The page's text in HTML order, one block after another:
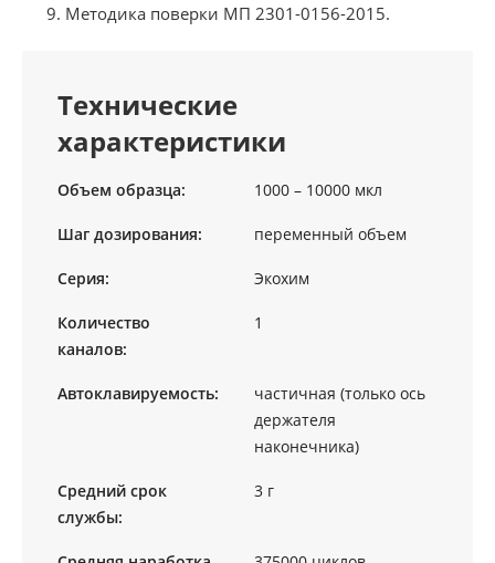
Методика поверки МП 2301-0156-2015.
Технические
характеристики
Объем образца: 1000 – 10000 мкл
Шаг дозирования: переменный объем
Серия: Экохим
Количество
каналов:
1
Автоклавируемость:
частичная (только ось
держателя
наконечника)
Средний срок
службы:
3 г